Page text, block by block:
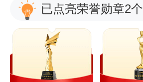
已点亮荣誉勋章2个